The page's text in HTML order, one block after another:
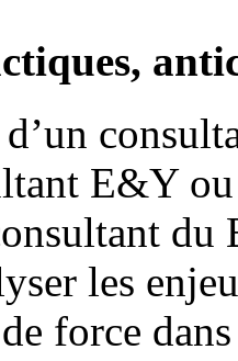
E&Y
les
force